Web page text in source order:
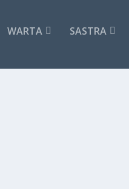
WARTA SASTRA